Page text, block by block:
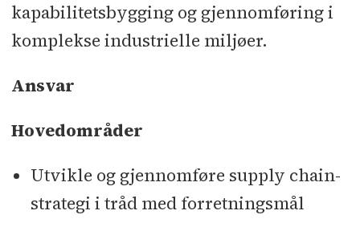
kapabilitetsbygging og gjennomføring i
komplekse industrielle miljøer.
Ansvar
Hovedområder
Utvikle og gjennomføre supply chain-
strategi i tråd med forretningsmål